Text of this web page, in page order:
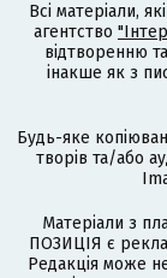
Всі матеріали,
агентство
відтворенню
інакше як з
Будь-яке
творів та/або
Матеріали з
ПОЗИЦІЯ є
Редакція може